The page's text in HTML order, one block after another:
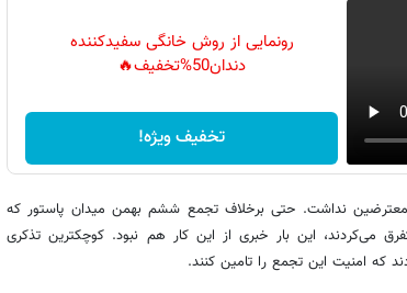
رونمایی از روش خانگی سفیدکننده
دندان50%تخفیف🔥
تخفیف ویژه!
نداشت. حتی برخلاف تجمع ششم بهمن میدان پاستور که
می‌کردند، این بار خبری از این کار هم نبود. کوچکترین تذکری
که امنیت این تجمع را تامین کنند.